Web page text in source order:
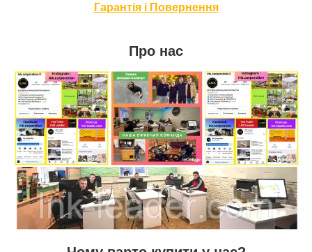
Гарантія і Повернення
Про нас